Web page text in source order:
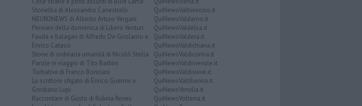
Storielba di Alessandro Canestrelli
NEURONEWS di Alberto Arturo Vergani
Pensieri della domenica di Libero Venturi
Fauda e balagan di Alfredo De Girolamo e
Enrico Catassi
Storie di ordinaria umanità di Nicolò Stella
Parole in viaggio di Tito Barbini
Turbative di Franco Bonciani
Lo scrittore sfigato di Enrico Guerrini e
Gordiano Lupi
Raccontare di Gusto di Rubina Rovini
QuiNewsValbisenzio.it
QuiNewsValdarno.it
QuiNewsValdelsa.it
QuiNewsValdera.it
QuiNewsValdichiana.it
QuiNewsValdicornia.it
QuiNewsValdinievole.it
QuiNewsValdisieve.it
QuiNewsValtiberina.it
QuiNewsVersilia.it
QuiNewsVolterra.it